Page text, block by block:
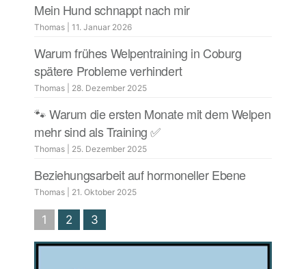
Mein Hund schnappt nach mir
Thomas 11. Januar 2026
Warum frühes Welpentraining in Coburg
spätere Probleme verhindert
Thomas 28. Dezember 2025
🐾 Warum die ersten Monate mit dem Welpen
mehr sind als Training ✅
Thomas 25. Dezember 2025
Beziehungsarbeit auf hormoneller Ebene
Thomas 21. Oktober 2025
1 2 3